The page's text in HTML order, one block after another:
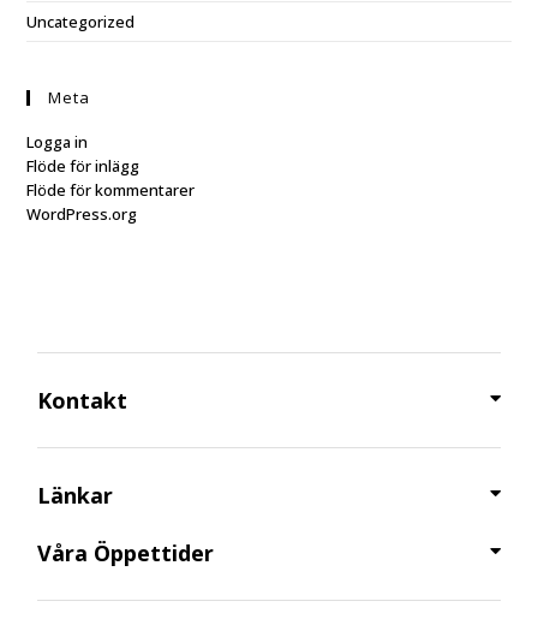
Uncategorized
Meta
Logga in
Flöde för inlägg
Flöde för kommentarer
WordPress.org
Kontakt
Länkar
Våra Öppettider​